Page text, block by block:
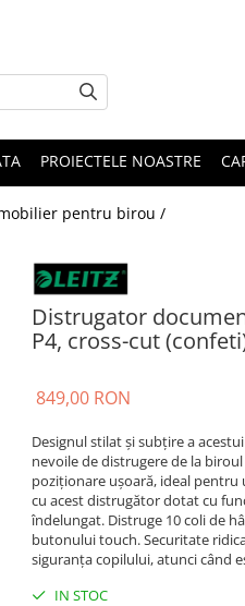
PROIECTELE NOASTRE
pentru birou /
Distrugator
P4, cross-cut
849,00 RON
Designul stilat și subțire a
nevoile de distrugere de la
poziționare ușoară, ideal pentru
cu acest distrugător dotat cu
îndelungat. Distruge 10 coli de
butonului touch. Securitate
siguranța copilului, atunci când
IN STOC